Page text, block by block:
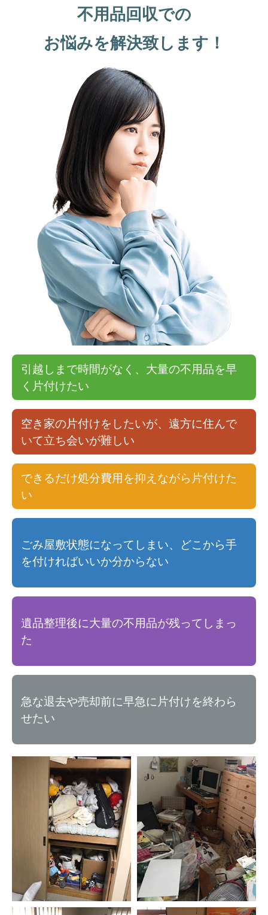
不用品回収での
お悩みを解決致します！
引越しまで時間がなく、大量の不用品を早
く片付けたい
空き家の片付けをしたいが、遠方に住んで
いて立ち会いが難しい
できるだけ処分費用を抑えながら片付けた
い
ごみ屋敷状態になってしまい、どこから手
を付ければいいか分からない
遺品整理後に大量の不用品が残ってしまっ
た
急な退去や売却前に早急に片付けを終わら
せたい